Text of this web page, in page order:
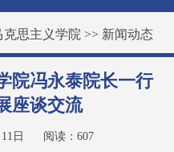
克思主义学院 >> 新闻动态
院冯永泰院长一行
座谈交流
日 阅读： 607